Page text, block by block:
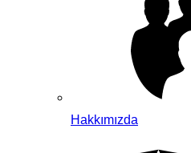
Hakkımızda